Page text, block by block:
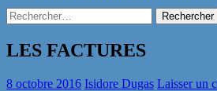
Rechercher :
LES FACTURES
8 octobre 2016 Isidore Dugas Laisser un